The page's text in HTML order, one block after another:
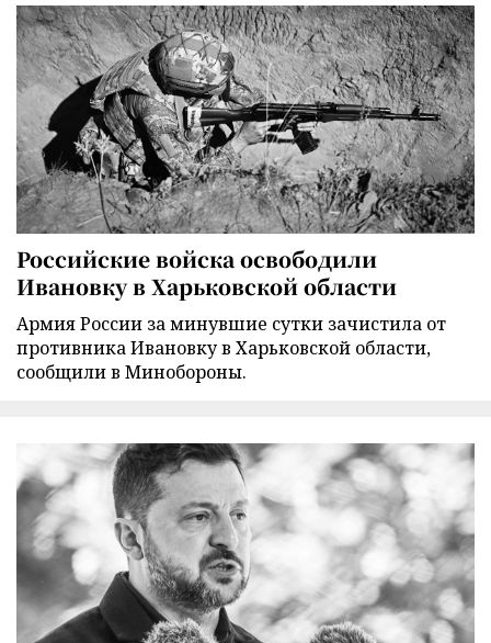
Российские войска освободили
Ивановку в Харьковской области
Армия России за минувшие сутки зачистила от
противника Ивановку в Харьковской области,
сообщили в Минобороны.